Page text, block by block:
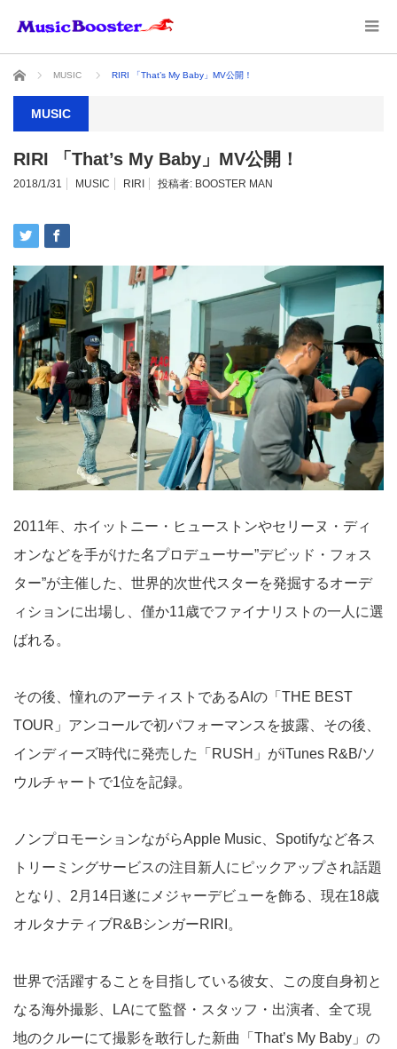
ホーム MUSIC RIRI 「That’s My Baby」MV公開！
MUSIC
RIRI 「That’s My Baby」MV公開！
2018/1/31 MUSIC RIRI 投稿者: BOOSTER MAN
2011年、ホイットニー・ヒューストンやセリーヌ・ディ
オンなどを手がけた名プロデューサー”デビッド・フォス
ター”が主催した、世界的次世代スターを発掘するオーデ
ィションに出場し、僅か11歳でファイナリストの一人に選
ばれる。
その後、憧れのアーティストであるAIの「THE BEST
TOUR」アンコールで初パフォーマンスを披露、その後、
インディーズ時代に発売した「RUSH」がiTunes R&B/ソ
ウルチャートで1位を記録。
ノンプロモーションながらApple Music、Spotifyなど各ス
トリーミングサービスの注目新人にピックアップされ話題
となり、2月14日遂にメジャーデビューを飾る、現在18歳
オルタナティブR&BシンガーRIRI。
世界で活躍することを目指している彼女、この度自身初と
なる海外撮影、LAにて監督・スタッフ・出演者、全て現
地のクルーにて撮影を敢行した新曲「That’s My Baby」の